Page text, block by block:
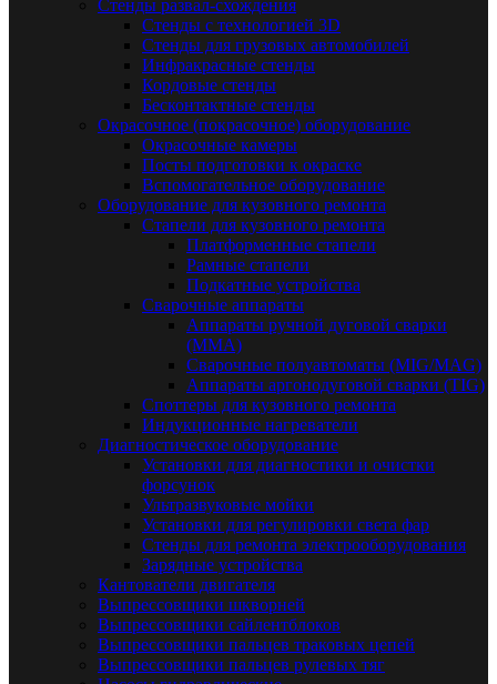
Стенды развал-схождения
Стенды с технологией 3D
Стенды для грузовых автомобилей
Инфракрасные стенды
Кордовые стенды
Бесконтактные стенды
Окрасочное (покрасочное) оборудование
Окрасочные камеры
Посты подготовки к окраске
Вспомогательное оборудование
Оборудование для кузовного ремонта
Стапели для кузовного ремонта
Платформенные стапели
Рамные стапели
Подкатные устройства
Сварочные аппараты
Аппараты ручной дуговой сварки
(MMA)
Сварочные полуавтоматы (MIG/MAG)
Аппараты аргонодуговой сварки (TIG)
Споттеры для кузовного ремонта
Индукционные нагреватели
Диагностическое оборудование
Установки для диагностики и очистки
форсунок
Ультразвуковые мойки
Установки для регулировки света фар
Стенды для ремонта электрооборудования
Зарядные устройства
Кантователи двигателя
Выпрессовщики шкворней
Выпрессовщики сайлентблоков
Выпрессовщики пальцев траковых цепей
Выпрессовщики пальцев рулевых тяг